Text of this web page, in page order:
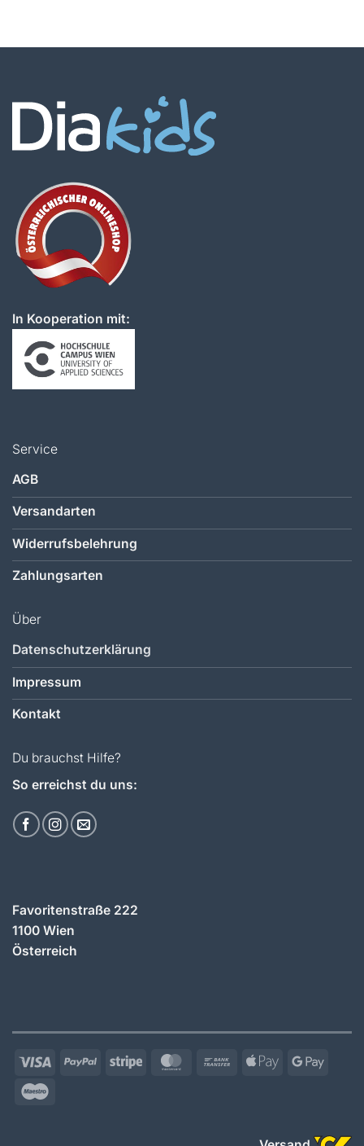
In Kooperation mit:
Service
AGB
Versandarten
Widerrufsbelehrung
Zahlungsarten
Über
Datenschutzerklärung
Impressum
Kontakt
Du brauchst Hilfe?
So erreichst du uns:
Favoritenstraße 222
1100 Wien
Österreich
Visa PayPal Stripe MasterCard
Bank
Apple